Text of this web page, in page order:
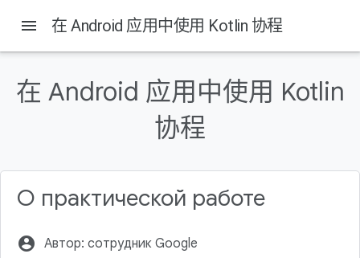
Android Developers
前提条件
实践内容
menu 在 Android 应用中使用 Kotlin 协程
在 Android 应用中使用 Kotlin
协程
О практической работе
account_circle Автор: сотрудник Google